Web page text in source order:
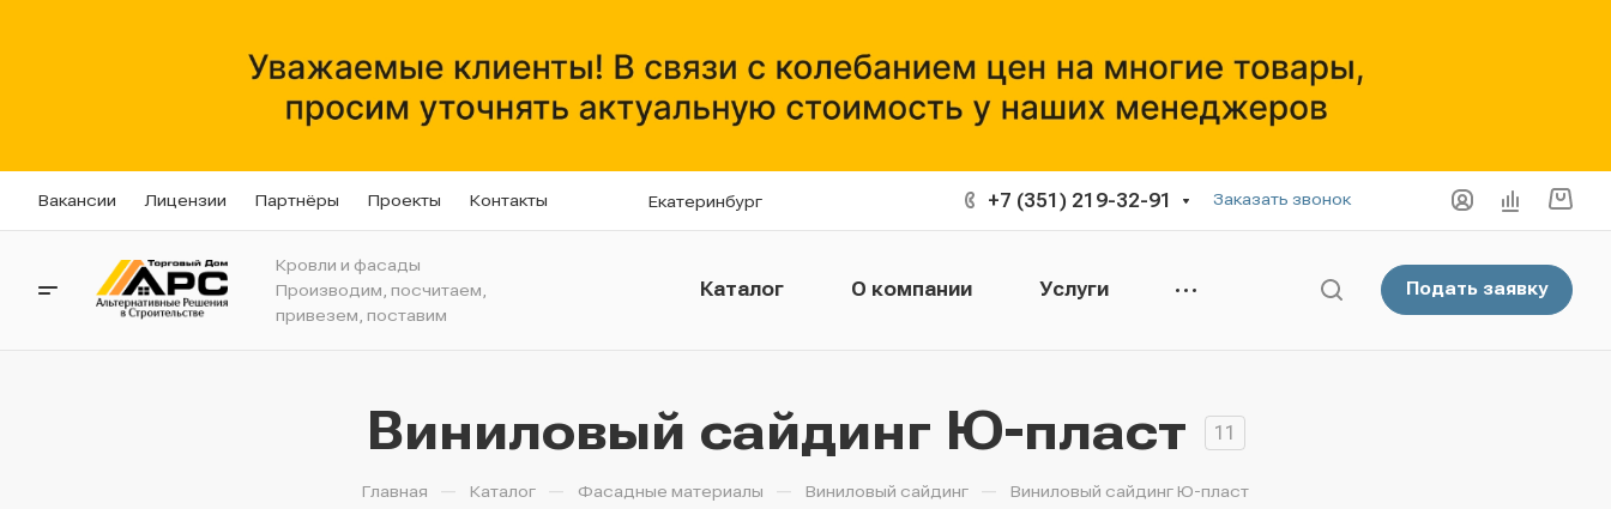
Вакансии Лицензии Партнёры Проекты Контакты Екатеринбург +7 (351) 219-32-91 Заказать звонок
Кровли и фасады
Производим, посчитаем,
привезем, поставим
Каталог О компании Услуги Подать заявку
Виниловый сайдинг Ю-пласт 11
Главная — Каталог — Фасадные материалы — Виниловый сайдинг — Виниловый сайдинг Ю-пласт